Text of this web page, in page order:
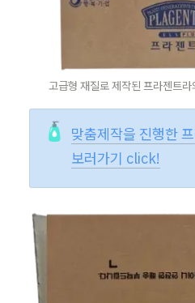
고급형 재질로 제작된 프라젠트
🧴
맞춤제작을 진행한
보러가기 click!